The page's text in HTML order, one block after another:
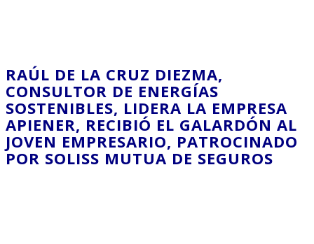
RAÚL DE LA CRUZ DIEZMA,
CONSULTOR DE ENERGÍAS
SOSTENIBLES, LIDERA LA EMPRESA
APIENER, RECIBIÓ EL GALARDÓN AL
JOVEN EMPRESARIO, PATROCINADO
POR SOLISS MUTUA DE SEGUROS